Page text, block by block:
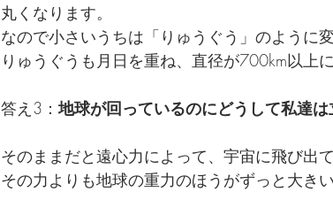
丸くなります。
なので小さいうちは「りゅうぐう」のように
りゅうぐうも月日を重ね、直径が700km以上
答え3：地球が回っているのにどうして私達
そのままだと遠心力によって、宇宙に飛び出て
その力よりも地球の重力のほうがずっと大き